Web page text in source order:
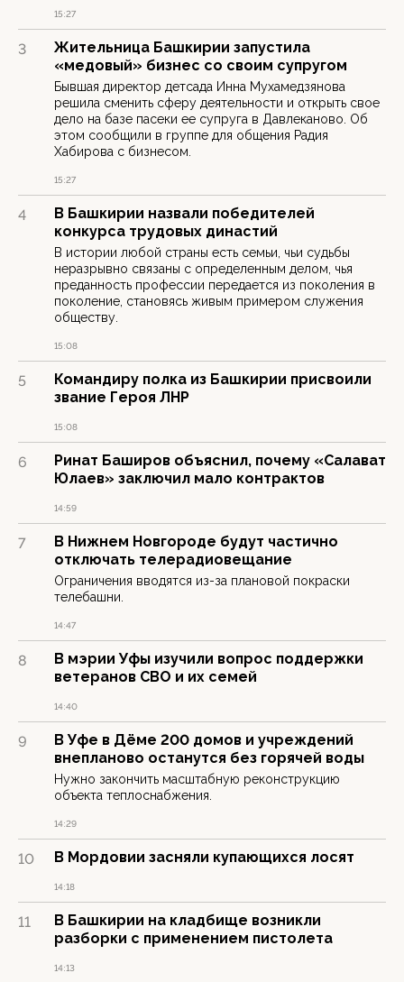
15:27
3
Жительница Башкирии запустила
«медовый» бизнес со своим супругом
Бывшая директор детсада Инна Мухамедзянова
решила сменить сферу деятельности и открыть свое
дело на базе пасеки ее супруга в Давлеканово. Об
этом сообщили в группе для общения Радия
Хабирова с бизнесом.
15:27
4
В Башкирии назвали победителей
конкурса трудовых династий
В истории любой страны есть семьи, чьи судьбы
неразрывно связаны с определенным делом, чья
преданность профессии передается из поколения в
поколение, становясь живым примером служения
обществу.
15:08
5
Командиру полка из Башкирии присвоили
звание Героя ЛНР
15:08
6
Ринат Баширов объяснил, почему «Салават
Юлаев» заключил мало контрактов
14:59
7
В Нижнем Новгороде будут частично
отключать телерадиовещание
Ограничения вводятся из-за плановой покраски
телебашни.
14:47
8
В мэрии Уфы изучили вопрос поддержки
ветеранов СВО и их семей
14:40
9
В Уфе в Дёме 200 домов и учреждений
внепланово останутся без горячей воды
Нужно закончить масштабную реконструкцию
объекта теплоснабжения.
14:29
10 В Мордовии засняли купающихся лосят
14:18
11
В Башкирии на кладбище возникли
разборки с применением пистолета
14:13